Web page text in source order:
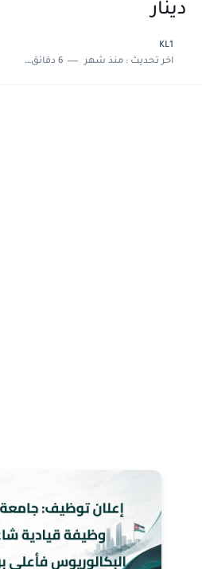
دينار
KL1
اخر تحديث :منذ شهر 6 دقائق للقراءة